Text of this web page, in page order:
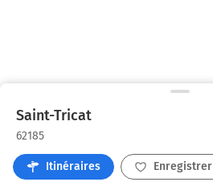
Saint-Tricat
62185
Itinéraires Enregistrer